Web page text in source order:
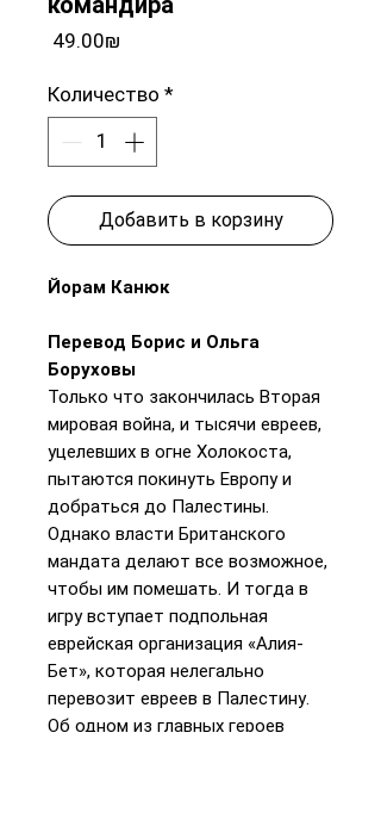
‏49.00 ‏₪
Количество *
Добавить в корзину
Йорам Канюк
Перевод Борис и Ольга
Боруховы
Только что закончилась Вторая
мировая война, и тысячи евреев,
уцелевших в огне Холокоста,
пытаются покинуть Европу и
добраться до Палестины.
Однако власти Британского
мандата делают все возможное,
чтобы им помешать. И тогда в
игру вступает подпольная
еврейская организация «Алия-
Бет», которая нелегально
перевозит евреев в Палестину.
Об одном из главных героев